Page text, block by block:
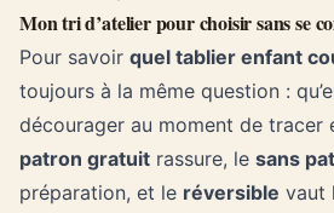
Mon tri d’atelier pour choisir sans se
Pour savoir quel tablier enfant
toujours à la même question :
décourager au moment de tracer
patron gratuit rassure, le sans
préparation, et le réversible vaut